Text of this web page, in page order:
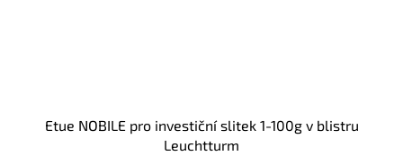
Etue NOBILE pro investiční slitek 1-100g v blistru
Leuchtturm